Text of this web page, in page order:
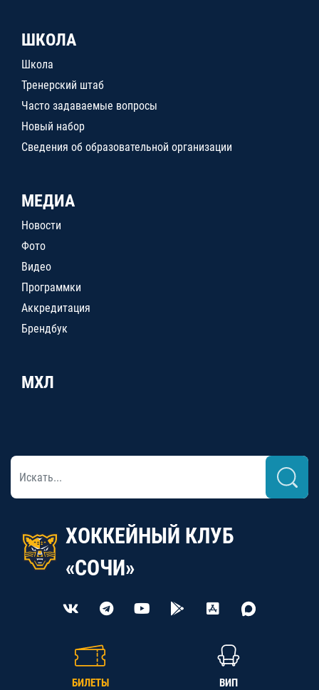
ШКОЛА
Школа
Тренерский штаб
Часто задаваемые вопросы
Новый набор
Сведения об образовательной организации
МЕДИА
Новости
Фото
Видео
Программки
Аккредитация
Брендбук
МХЛ
ХОККЕЙНЫЙ КЛУБ
«СОЧИ»
БИЛЕТЫ ВИП